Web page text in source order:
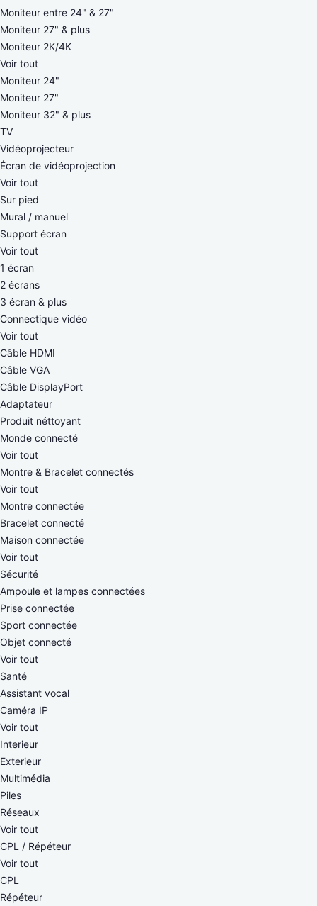
Moniteur entre 24" & 27"
Moniteur 27" & plus
Moniteur 2K/4K
Voir tout
Moniteur 24"
Moniteur 27"
Moniteur 32" & plus
TV
Vidéoprojecteur
Écran de vidéoprojection
Voir tout
Sur pied
Mural / manuel
Support écran
Voir tout
1 écran
2 écrans
3 écran & plus
Connectique vidéo
Voir tout
Câble HDMI
Câble VGA
Câble DisplayPort
Adaptateur
Produit néttoyant
Monde connecté
Voir tout
Montre & Bracelet connectés
Voir tout
Montre connectée
Bracelet connecté
Maison connectée
Voir tout
Sécurité
Ampoule et lampes connectées
Prise connectée
Sport connectée
Objet connecté
Voir tout
Santé
Assistant vocal
Caméra IP
Voir tout
Interieur
Exterieur
Multimédia
Piles
Réseaux
Voir tout
CPL / Répéteur
Voir tout
CPL
Répéteur